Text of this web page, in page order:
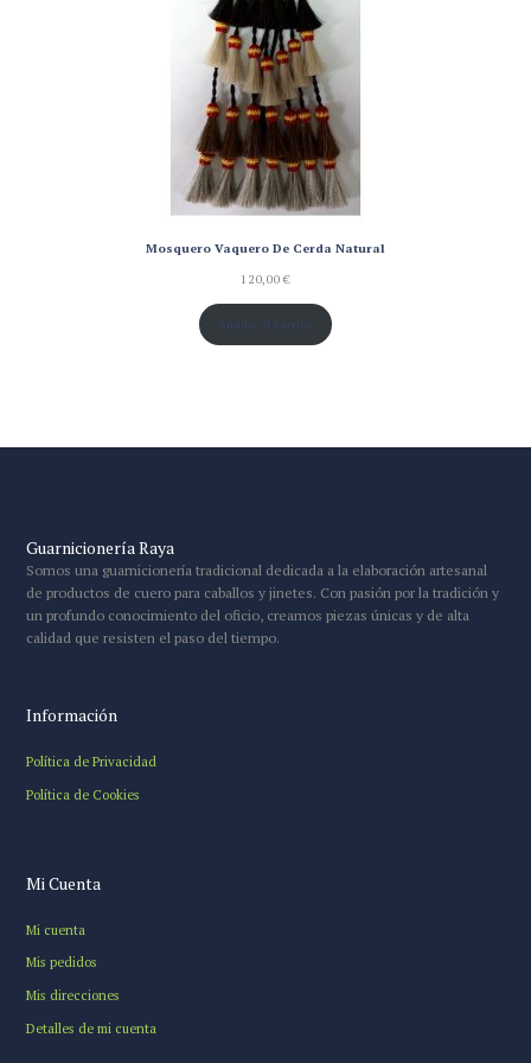
Mosquero Vaquero De Cerda Natural
120,00€
Añadir al carrito
Guarnicionería Raya
Somos una guarnicionería tradicional dedicada a la elaboración artesanal
de productos de cuero para caballos y jinetes. Con pasión por la tradición y
un profundo conocimiento del oficio, creamos piezas únicas y de alta
calidad que resisten el paso del tiempo.
Información
Política de Privacidad
Política de Cookies
Mi Cuenta
Mi cuenta
Mis pedidos
Mis direcciones
Detalles de mi cuenta